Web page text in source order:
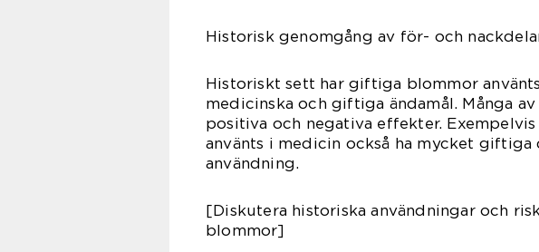
Historisk genomgång av för- och
Historiskt sett har giftiga blommor
medicinska och giftiga ändamål. Många
positiva och negativa effekter.
använts i medicin också ha mycket
användning.
[Diskutera historiska användningar och
blommor]